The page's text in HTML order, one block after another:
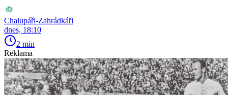
Chalupáři-Zahrádkáři
dnes, 18:10
2 min
Reklama